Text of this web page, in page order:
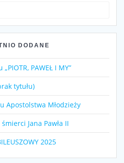
DODANE
PAWEŁ I MY”
tytułu)
Apostolstwa Młodzieży
Jana Pawła II
2025